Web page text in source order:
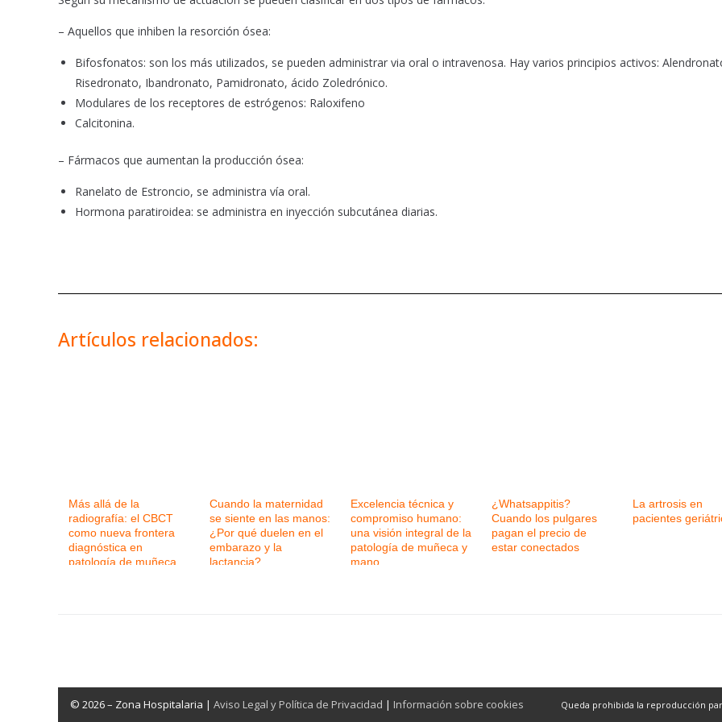
– Aquellos que inhiben la resorción ósea:
Bifosfonatos: son los más utilizados, se pueden administrar via oral o intravenosa. Hay varios principios activos:
Risedronato, Ibandronato, Pamidronato, ácido Zoledrónico.
Modulares de los receptores de estrógenos: Raloxifeno
Calcitonina.
– Fármacos que aumentan la producción ósea:
Ranelato de Estroncio, se administra vía oral.
Hormona paratiroidea: se administra en inyección subcutánea diarias.
Artículos relacionados:
Más allá de la
radiografía: el CBCT
como nueva frontera
diagnóstica en
patología de muñeca
Cuando la maternidad
se siente en las manos:
¿Por qué duelen en el
embarazo y la
lactancia?
Excelencia técnica y
compromiso humano:
una visión integral de la
patología de muñeca y
mano
¿Whatsappitis?
Cuando los pulgares
pagan el precio de
estar conectados
La artrosis en
pacientes
© 2026 – Zona Hospitalaria | Aviso Legal y Política de Privacidad | Información sobre cookies Queda prohibida la reproducción